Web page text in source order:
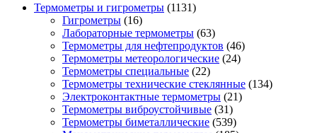
Термометры и гигрометры 11311131
Гигрометры 1616
товаров
Лабораторные термометры 6363
товара
Термометры для нефтепродуктов 4646
Термометры метеорологические 2424
Термометры специальные 2222
товара
Термометры технические стеклянные 134134
Электроконтактные термометры 2121
Термометры виброустойчивые 3131
товар
Термометры биметаллические 539539